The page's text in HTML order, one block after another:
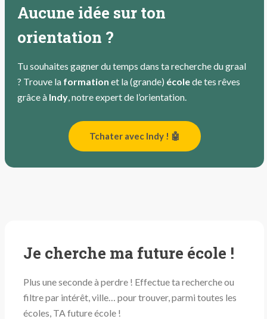
Aucune idée sur ton
orientation ?
Tu souhaites gagner du temps dans ta recherche du graal
? Trouve la formation et la (grande) écolede tes rêves
grâce à Indy , notre expert de l’orientation.
Tchater avec Indy ! 🤖
Je cherche ma future école !
Plus une seconde à perdre ! Effectue ta recherche ou
filtre par intérêt, ville… pour trouver, parmi toutes les
écoles, TA future école !